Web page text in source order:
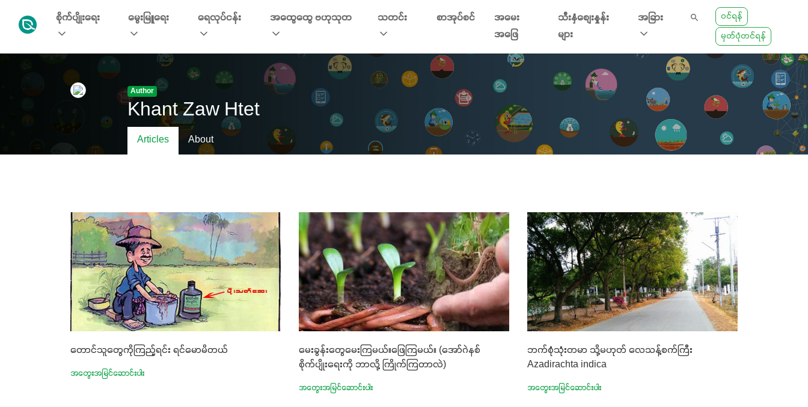
စိုက်ပျိုးရေး မွေးမြူရေး ရေလုပ်ငန်း အထွေထွေ ဗဟုသုတ သတင်း စာအုပ်စင်
အမေး
အဖြေ
သီးနှံစျေးနှုန်း
များ
အခြား
ဝင်ရန်
မှတ်ပုံတင်ရန်
Author
Khant Zaw Htet
Articles About
တောင်သူတွေကိုကြည့်ရင်း ရင်မောမိတယ်
အတွေးအမြင်ဆောင်းပါး
မေးခွန်းတွေမေးကြမယ်။ဖြေကြမယ်။ (အော်ဂဲနစ်
စိုက်ပျိုးရေးကို ဘာလို့ ကြိုက်ကြတာလဲ)
အတွေးအမြင်ဆောင်းပါး
ဘက်စုံသုံးတမာ သို့မဟုတ် လေသန့်စက်ကြီး
Azadirachta indica
အတွေးအမြင်ဆောင်းပါး